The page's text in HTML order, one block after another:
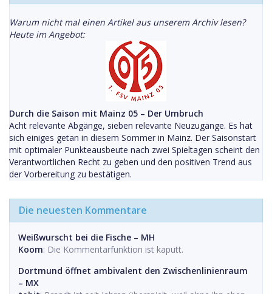
Warum nicht mal einen Artikel aus unserem Archiv lesen?
Heute im Angebot:
Durch die Saison mit Mainz 05 – Der Umbruch
Acht relevante Abgänge, sieben relevante Neuzugänge. Es hat
sich einiges getan in diesem Sommer in Mainz. Der Saisonstart
mit optimaler Punkteausbeute nach zwei Spieltagen scheint den
Verantwortlichen Recht zu geben und den positiven Trend aus
der Vorbereitung zu bestätigen.
Die neuesten Kommentare
Weißwurscht bei die Fische – MH
Koom: Die Kommentarfunktion ist kaputt.
Dortmund öffnet ambivalent den Zwischenlinienraum
– MX